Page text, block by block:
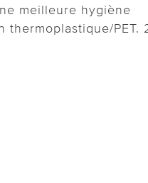
meilleure hygiène
thermoplastique/